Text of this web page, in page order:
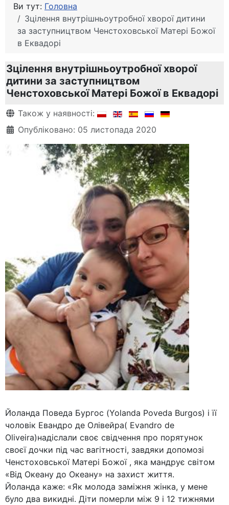
Ви тут: Головна
Зцілення внутрішньоутробної хворої дитини
за заступництвом Ченстоховської Матері Божої
в Еквадорі
Зцілення внутрішньоутробної хворої
дитини за заступництвом
Ченстоховської Матері Божої в Еквадорі
Деталі
Також у наявності:
Опубліковано: 05 листопада 2020
Йоланда Поведа Бургос (Yolanda Poveda Burgos) і її
чоловік Евандро де Олівейра( Evandro de
Oliveira)надіслали своє свідчення про порятунок
своєї дочки під час вагітності, завдяки допомозі
Ченстоховської Матері Божої , яка мандрує світом
«Від Океану до Океану» на захист життя.
Йоланда каже: «Як молода заміжня жінка, у мене
було два викидні. Діти померли між 9 і 12 тижнями